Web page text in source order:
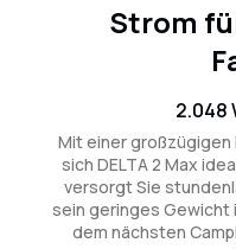
Strom
2.048
Mit einer großzügigen
sich DELTA 2 Max
versorgt Sie
sein geringes Gewicht
dem nächsten